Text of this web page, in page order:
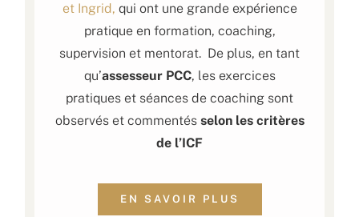
et Ingrid, qui ont une grande expérience
pratique en formation, coaching,
supervision et mentorat. De plus, en tant
qu’assesseur PCC, les exercices
pratiques et séances de coaching sont
observés et commentés selon les critères
de l’ICF
EN SAVOIR PLUS